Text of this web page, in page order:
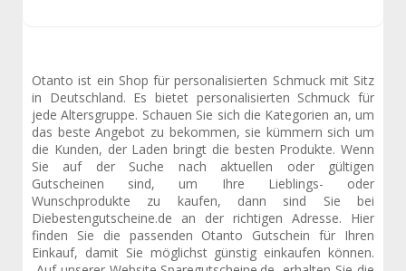
Otanto ist ein Shop für personalisierten Schmuck mit Sitz
in Deutschland. Es bietet personalisierten Schmuck für
jede Altersgruppe. Schauen Sie sich die Kategorien an, um
das beste Angebot zu bekommen, sie kümmern sich um
die Kunden, der Laden bringt die besten Produkte. Wenn
Sie auf der Suche nach aktuellen oder gültigen
Gutscheinen sind, um Ihre Lieblings- oder
Wunschprodukte zu kaufen, dann sind Sie bei
Diebestengutscheine.de an der richtigen Adresse. Hier
finden Sie die passenden Otanto Gutschein für Ihren
Einkauf, damit Sie möglichst günstig einkaufen können.